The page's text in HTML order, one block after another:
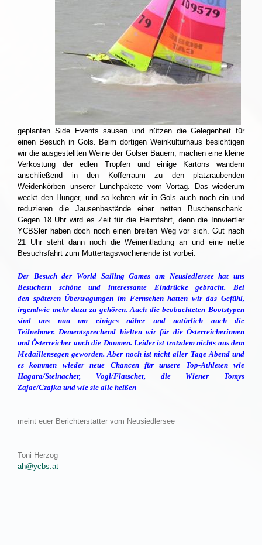
geplanten Side Events sausen und nützen die Gelegenheit für
einen Besuch in Gols. Beim dortigen Weinkulturhaus besichtigen
wir die ausgestellten Weine der Golser Bauern, machen eine kleine
Verkostung der edlen Tropfen und einige Kartons wandern
anschließend in den Kofferraum zu den platzraubenden
Weidenkörben unserer Lunchpakete vom Vortag. Das wiederum
weckt den Hunger, und so kehren wir in Gols auch noch ein und
reduzieren die Jausenbestände einer netten Buschenschank.
Gegen 18 Uhr wird es Zeit für die Heimfahrt, denn die Innviertler
YCBSler haben doch noch einen breiten Weg vor sich. Gut nach
21 Uhr steht dann noch die Weinentladung an und eine nette
Besuchsfahrt zum Muttertagswochenende ist vorbei.
Der Besuch der World Sailing Games am Neusiedlersee hat uns
Besuchern schöne und interessante Eindrücke gebracht. Bei
den späteren Übertragungen im Fernsehen hatten wir das Gefühl,
irgendwie mehr dazu zu gehören. Auch die beobachteten Bootstypen
sind uns nun um einiges näher und natürlich auch die
Teilnehmer. Dementsprechend hielten wir für die Österreicherinnen
und Österreicher auch die Daumen. Leider ist trotzdem nichts aus dem
Medaillensegen geworden. Aber noch ist nicht aller Tage Abend und
es kommen wieder neue Chancen für unsere Top-Athleten wie
Hagara/Steinacher, Vogl/Flatscher, die Wiener Tomys
Zajac/Czajka und wie sie alle heißen
meint euer Berichterstatter vom Neusiedlersee
Toni Herzog
ah@ycbs.at